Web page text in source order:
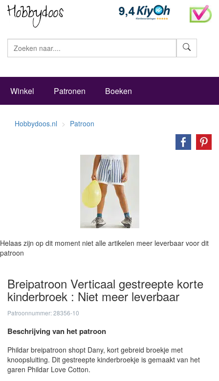
Winkel Patronen Boeken
Hobbydoos.nl Patroon
Helaas zijn op dit moment niet alle artikelen meer leverbaar voor dit
patroon
Breipatroon Verticaal gestreepte korte
kinderbroek : Niet meer leverbaar
Patroonnummer: 28356-10
Beschrijving van het patroon
Phildar breipatroon shopt Dany, kort gebreid broekje met
knoopsluiting. Dit gestreepte kinderbroekje is gemaakt van het
garen Phildar Love Cotton.